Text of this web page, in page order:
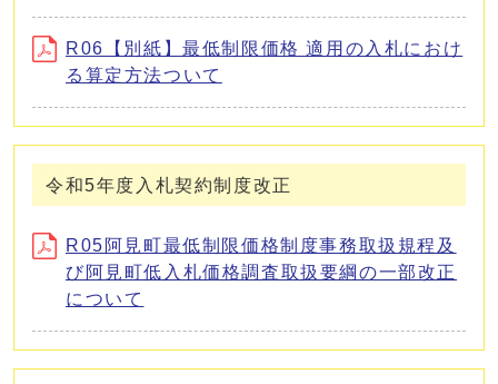
R06【別紙】最低制限価格 適用の入札におけ
る算定方法ついて
令和5年度入札契約制度改正
R05阿見町最低制限価格制度事務取扱規程及
び阿見町低入札価格調査取扱要綱の一部改正
について